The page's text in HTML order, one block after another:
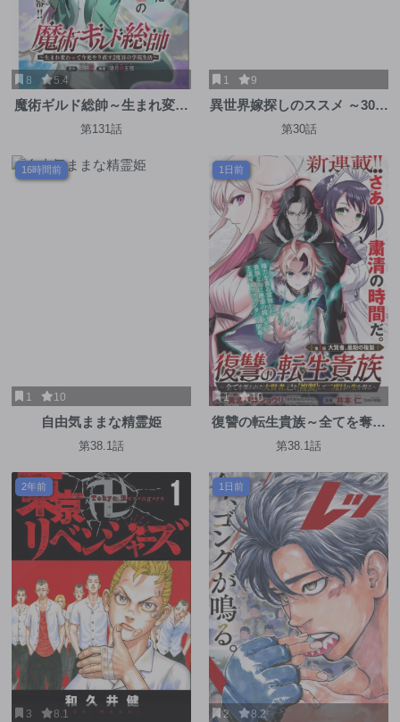
8 5.4
魔術ギルド総帥～生まれ変わ
って今更やり直す2度目の学
第131話
1 9
異世界嫁探しのススメ ～30代
独身男性は、モンスター娘か
第30話
16時間前
1 10
自由気ままな精霊姫
第38.1話
1日前
1 10
復讐の転生貴族～全てを奪わ
れた大賢者、己を【複製】し
第38.1話
2年前
3 8.1
1日前
2 8.2